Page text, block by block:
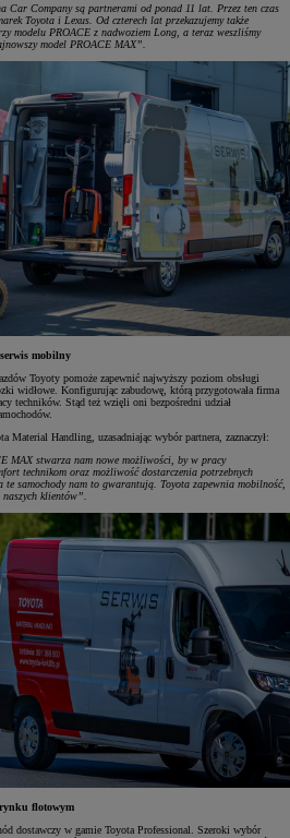
Car Company są partnerami od ponad 11 lat. Przez ten czas
Toyota i Lexus. Od czterech lat przekazujemy także
modelu PROACE z nadwoziem Long, a teraz weszliśmy
model PROACE MAX”.
mobilny
Toyoty pomoże zapewnić najwyższy poziom obsługi
widłowe. Konfigurując zabudowę, którą przygotowała firma
techników. Stąd też wzięli oni bezpośredni udział
Material Handling, uzasadniając wybór partnera, zaznaczył:
MAX stwarza nam nowe możliwości, by w pracy
technikom oraz możliwość dostarczenia potrzebnych
te samochody nam to gwarantują. Toyota zapewnia mobilność,
klientów”.
flotowym
dostawczy w gamie Toyota Professional. Szeroki wybór